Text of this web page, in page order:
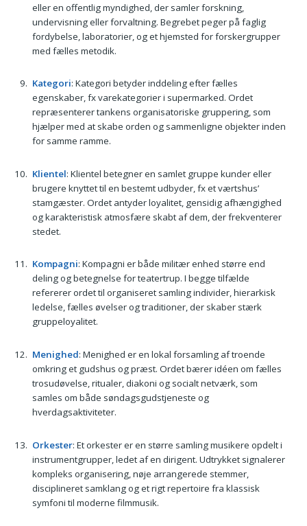
eller en offentlig myndighed, der samler forskning,
undervisning eller forvaltning. Begrebet peger på faglig
fordybelse, laboratorier, og et hjemsted for forskergrupper
med fælles metodik.
Kategori: Kategori betyder inddeling efter fælles
egenskaber, fx varekategorier i supermarked. Ordet
repræsenterer tankens organisatoriske gruppering, som
hjælper med at skabe orden og sammenligne objekter inden
for samme ramme.
Klientel: Klientel betegner en samlet gruppe kunder eller
brugere knyttet til en bestemt udbyder, fx et værtshus’
stamgæster. Ordet antyder loyalitet, gensidig afhængighed
og karakteristisk atmosfære skabt af dem, der frekventerer
stedet.
Kompagni: Kompagni er både militær enhed større end
deling og betegnelse for teatertrup. I begge tilfælde
refererer ordet til organiseret samling individer, hierarkisk
ledelse, fælles øvelser og traditioner, der skaber stærk
gruppeloyalitet.
Menighed: Menighed er en lokal forsamling af troende
omkring et gudshus og præst. Ordet bærer idéen om fælles
trosudøvelse, ritualer, diakoni og socialt netværk, som
samles om både søndagsgudstjeneste og
hverdagsaktiviteter.
Orkester: Et orkester er en større samling musikere opdelt i
instrumentgrupper, ledet af en dirigent. Udtrykket signalerer
kompleks organisering, nøje arrangerede stemmer,
disciplineret samklang og et rigt repertoire fra klassisk
symfoni til moderne filmmusik.